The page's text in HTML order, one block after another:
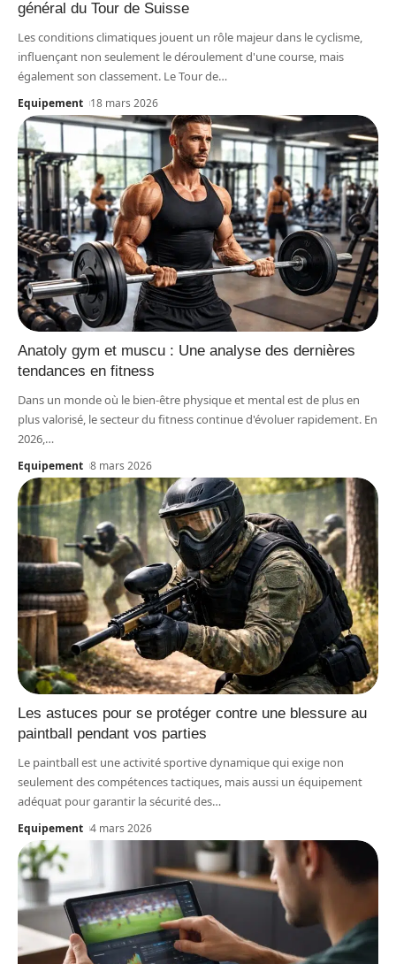
général du Tour de Suisse
Les conditions climatiques jouent un rôle majeur dans le cyclisme,
influençant non seulement le déroulement d'une course, mais
également son classement. Le Tour de…
Equipement 18 mars 2026
Anatoly gym et muscu : Une analyse des dernières
tendances en fitness
Dans un monde où le bien-être physique et mental est de plus en
plus valorisé, le secteur du fitness continue d'évoluer rapidement. En
2026,…
Equipement 8 mars 2026
Les astuces pour se protéger contre une blessure au
paintball pendant vos parties
Le paintball est une activité sportive dynamique qui exige non
seulement des compétences tactiques, mais aussi un équipement
adéquat pour garantir la sécurité des…
Equipement 4 mars 2026